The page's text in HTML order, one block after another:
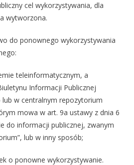
cel wykorzystywania, dla
wytworzona.
do ponownego wykorzystywania
teleinformatycznym, a
Informacji Publicznej
w centralnym repozytorium
mowa w art. 9a ustawy z dnia 6
do informacji publicznej, zwanym
lub w inny sposób;
o ponowne wykorzystywanie.